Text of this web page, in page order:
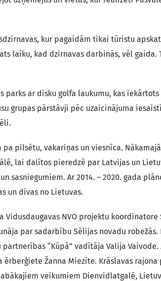
kur pagaidām tikai tūristu
laiku, kad dzirnavas darbinās, vēl gaida.
parks ar disku golfa laukumu, kas
grupas pārstāvji pēc uzaicinājuma
pilsētu, vakariņas un viesnīca.
lai dalītos pieredzē par Latvijas un
sasniegumiem. Ar 2014. – 2020. gada
un divas no Lietuvas.
NVO projektu koordinatore
par sadarbību Sēlijas novadu robežās.
“Kūpā” vadītāja Valija
ērberģiete Žanna Miezīte. Krāslavas
veikumiem Dienvidlatgalē,